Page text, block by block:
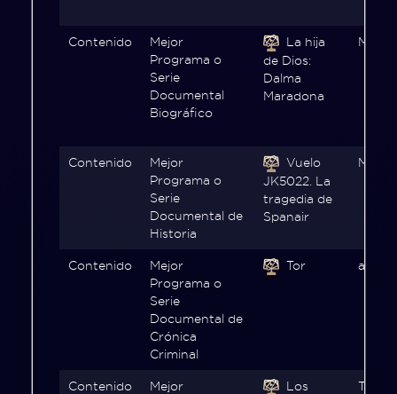
Contenido
Mejor
Programa o
Serie
Documental
Biográfico
La hija
de Dios:
Dalma
Maradona
Max
Contenido
Mejor
Programa o
Serie
Documental de
Historia
Vuelo
JK5022. La
tragedia de
Spanair
Contenido
Mejor
Programa o
Serie
Documental de
Crónica
Criminal
Tor
Contenido
Mejor
Los
TVN